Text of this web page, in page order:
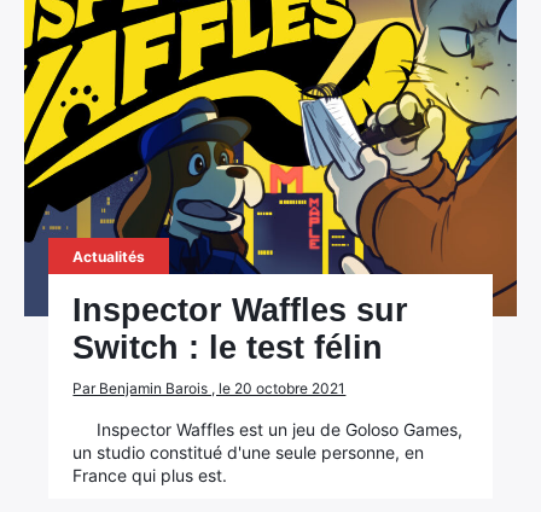
Actualités
Inspector Waffles sur
Switch : le test félin
Par Benjamin Barois , le 20 octobre 2021
Inspector Waffles est un jeu de Goloso Games,
un studio constitué d'une seule personne, en
France qui plus est.